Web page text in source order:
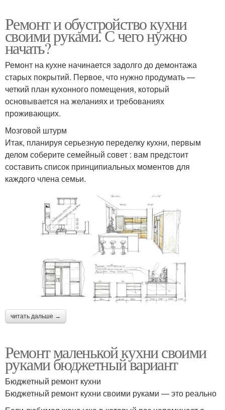
Ремонт и обустройство кухни
своими руками. С чего нужно
начать?
Ремонт на кухне начинается задолго до демонтажа
старых покрытий. Первое, что нужно продумать —
четкий план кухонного помещения, который
основывается на желаниях и требованиях
проживающих.
Мозговой штурм
Итак, планируя серьезную переделку кухни, первым
делом соберите семейный совет : вам предстоит
составить список принципиальных моментов для
каждого члена семьи.
читать дальше →
Ремонт маленькой кухни своими
руками бюджетный вариант
Бюджетный ремонт кухни
Бюджетный ремонт кухни своими руками — это реально